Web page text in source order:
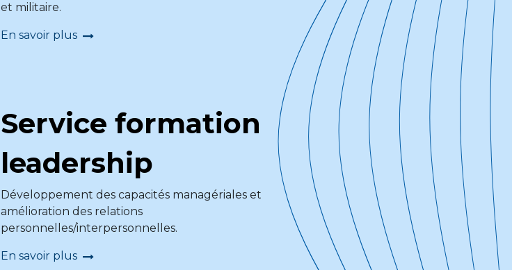
et militaire.
En savoir plus
Service formation
leadership
Développement des capacités managériales et
amélioration des relations
personnelles/interpersonnelles.
En savoir plus